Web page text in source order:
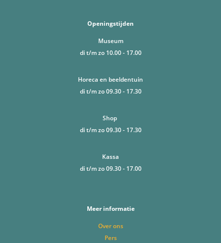
Openingstijden
Museum
di t/m zo 10.00 - 17.00
Horeca en beeldentuin
di t/m zo 09.30 - 17.30
Shop
di t/m zo 09.30 - 17.30
Kassa
di t/m zo 09.30 - 17.00
Meer informatie
Over ons
Pers